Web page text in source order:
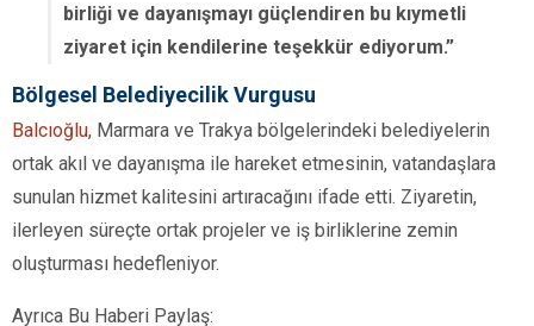
birliği ve dayanışmayı güçlendiren bu kıymetli
ziyaret için kendilerine teşekkür ediyorum.”
Bölgesel Belediyecilik Vurgusu
Balcıoğlu, Marmara ve Trakya bölgelerindeki belediyelerin
ortak akıl ve dayanışma ile hareket etmesinin, vatandaşlara
sunulan hizmet kalitesini artıracağını ifade etti. Ziyaretin,
ilerleyen süreçte ortak projeler ve iş birliklerine zemin
oluşturması hedefleniyor.
Ayrıca Bu Haberi Paylaş: